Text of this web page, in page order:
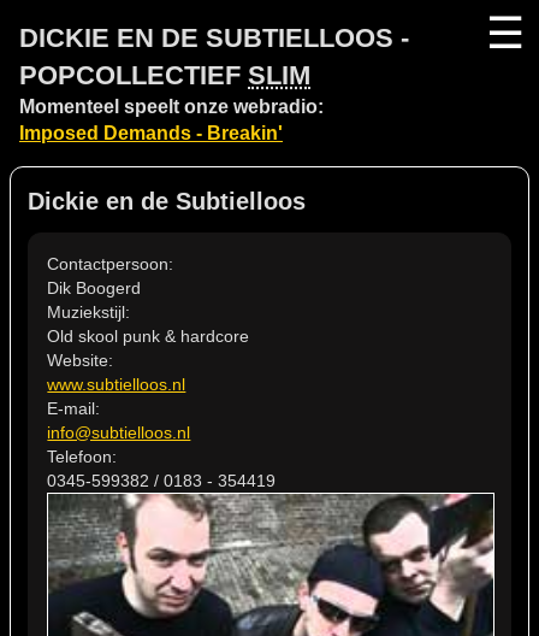
DICKIE EN DE SUBTIELLOOS -
POPCOLLECTIEF SLIM
Momenteel speelt onze webradio:
Imposed Demands - Breakin'
☰
Dickie en de Subtielloos
Contactpersoon:
Dik Boogerd
Muziekstijl:
Old skool punk & hardcore
Website:
www.subtielloos.nl
E-mail:
info@subtielloos.nl
Telefoon:
0345-599382 / 0183 - 354419